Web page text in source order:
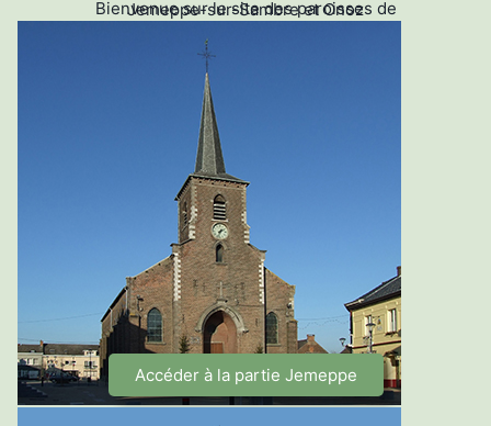
Bienvenue sur le site des paroisses de
Jemeppe-sur-Sambre et Onoz
Accéder à la partie Jemeppe